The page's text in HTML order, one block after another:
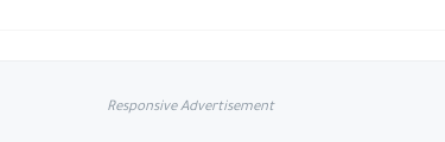
Responsive Advertisement